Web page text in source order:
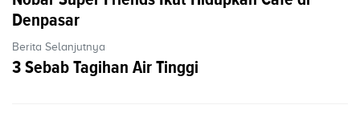
Denpasar
Berita Selanjutnya
3 Sebab Tagihan Air Tinggi